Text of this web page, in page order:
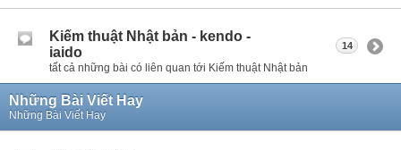
Kiếm thuật Nhật bản - kendo -
iaido
tất cả những bài có liên quan tới Kiếm thuật Nhật bản
14
Những Bài Viết Hay
Những Bài Viết Hay